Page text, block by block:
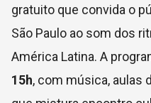
gratuito que convida o
São Paulo ao som dos
América Latina. A
15h, com música, aulas